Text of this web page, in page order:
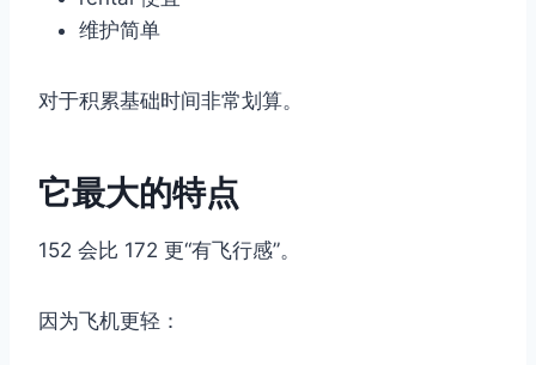
维护简单
对于积累基础时间非常划算。
它最大的特点
152 会比 172 更“有飞行感”。
因为飞机更轻：